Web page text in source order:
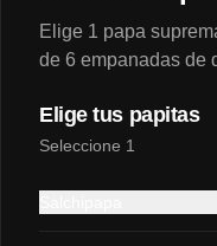
Elige 1 papa
de 6 empanadas de
Elige tus papitas
Seleccione 1